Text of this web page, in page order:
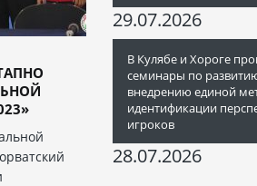
29.07.2026
В Кулябе и Хороге
семинары по
внедрению единой
идентификации
игроков
28.07.2026